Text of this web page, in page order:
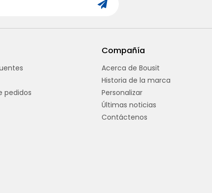
pedidos
Compañía
Acerca de Bousit
Historia de la marca
Personalizar
Últimas noticias
Contáctenos